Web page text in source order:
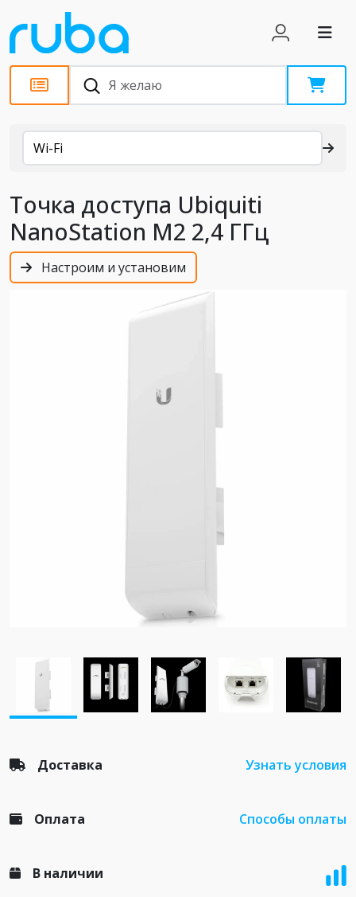
Каталог
Wi-Fi
Точка доступа Ubiquiti
NanoStation M2 2,4 ГГц
Настроим и установим
Доставка Узнать условия
Оплата Способы оплаты
В наличии